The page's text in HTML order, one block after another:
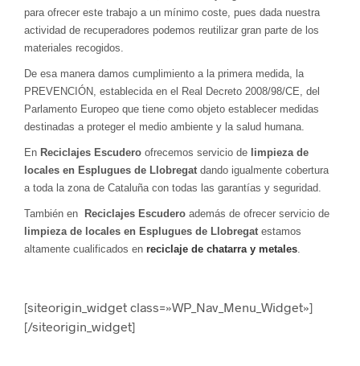
para ofrecer este trabajo a un mínimo coste, pues dada nuestra
actividad de recuperadores podemos reutilizar gran parte de los
materiales recogidos.
De esa manera damos cumplimiento a la primera medida, la
PREVENCIÓN, establecida en el Real Decreto 2008/98/CE, del
Parlamento Europeo que tiene como objeto establecer medidas
destinadas a proteger el medio ambiente y la salud humana.
En Reciclajes Escudero ofrecemos servicio de limpieza de
locales en Esplugues de Llobregat dando igualmente cobertura
a toda la zona de Cataluña con todas las garantías y seguridad.
También en Reciclajes Escudero además de ofrecer servicio de
limpieza de locales en Esplugues de Llobregat estamos
altamente cualificados en reciclaje de chatarra y metales.
[siteorigin_widget class=»WP_Nav_Menu_Widget»]
[/siteorigin_widget]